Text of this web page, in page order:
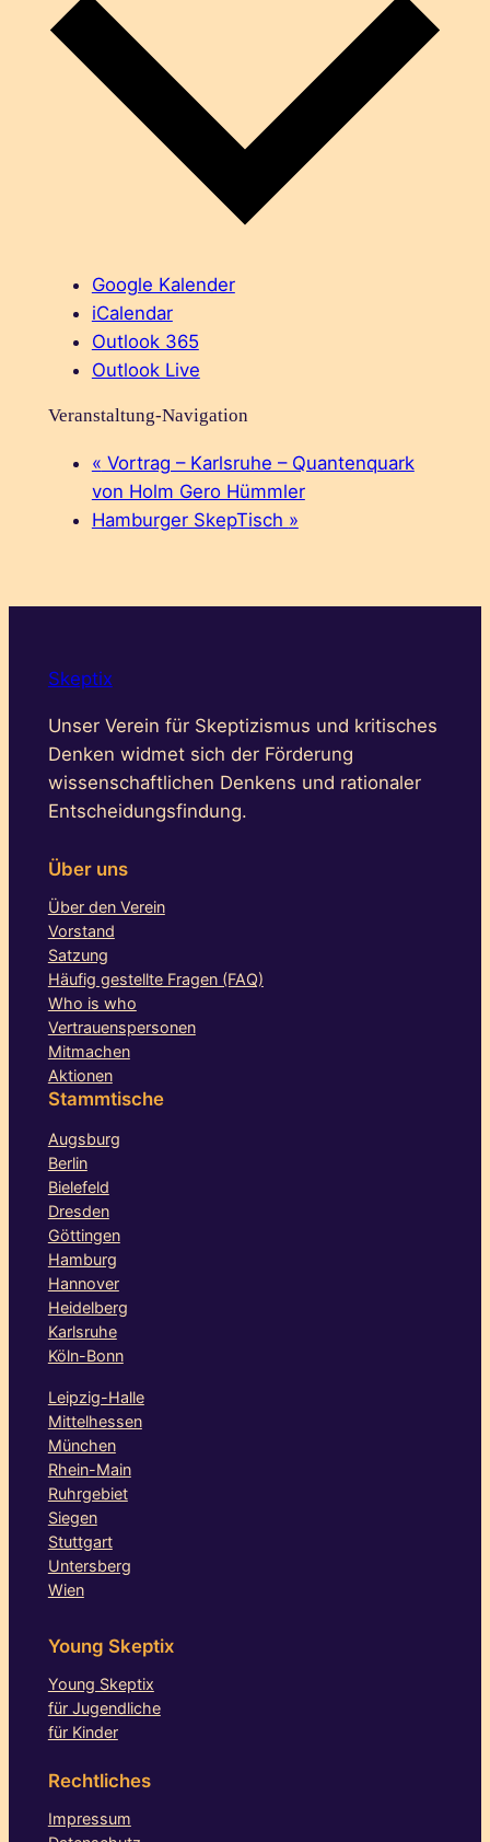
Google Kalender
iCalendar
Outlook 365
Outlook Live
Veranstaltung-Navigation
« Vortrag – Karlsruhe – Quantenquark
von Holm Gero Hümmler
Hamburger SkepTisch »
Skeptix
Unser Verein für Skeptizismus und kritisches
Denken widmet sich der Förderung
wissenschaftlichen Denkens und rationaler
Entscheidungsfindung.
Über uns
Über den Verein
Vorstand
Satzung
Häufig gestellte Fragen (FAQ)
Who is who
Vertrauenspersonen
Mitmachen
Aktionen
Stammtische
Augsburg
Berlin
Bielefeld
Dresden
Göttingen
Hamburg
Hannover
Heidelberg
Karlsruhe
Köln-Bonn
Leipzig-Halle
Mittelhessen
München
Rhein-Main
Ruhrgebiet
Siegen
Stuttgart
Untersberg
Wien
Young Skeptix
Young Skeptix
für Jugendliche
für Kinder
Rechtliches
Impressum